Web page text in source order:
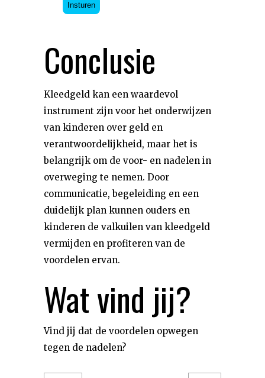
Insturen
Conclusie
Kleedgeld kan een waardevol
instrument zijn voor het onderwijzen
van kinderen over geld en
verantwoordelijkheid, maar het is
belangrijk om de voor- en nadelen in
overweging te nemen. Door
communicatie, begeleiding en een
duidelijk plan kunnen ouders en
kinderen de valkuilen van kleedgeld
vermijden en profiteren van de
voordelen ervan.
Wat vind jij?
Vind jij dat de voordelen opwegen
tegen de nadelen?